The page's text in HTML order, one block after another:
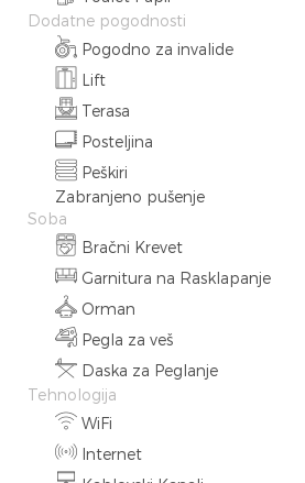
Dodatne pogodnosti
Pogodno za invalide
Lift
Terasa
Posteljina
Peškiri
Zabranjeno pušenje
Soba
Bračni Krevet
Garnitura na Rasklapanje
Orman
Pegla za veš
Daska za Peglanje
Tehnologija
WiFi
Internet